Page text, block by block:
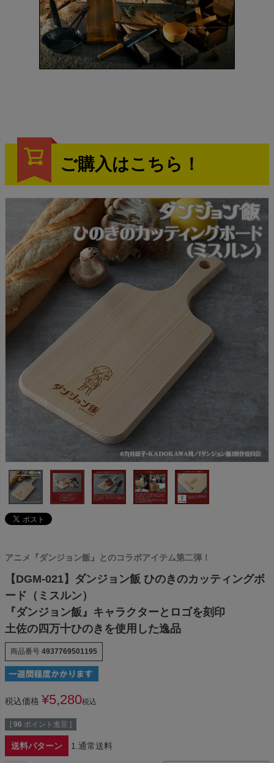
ご購入はこちら！
アニメ『ダンジョン飯』とのコラボアイテム第二弾！
【DGM-021】ダンジョン飯 ひのきのカッティングボ
ード（ミスルン）
『ダンジョン飯』キャラクターとロゴを刻印
土佐の四万十ひのきを使用した逸品
商品番号 4937769501195
税込価格 ¥5,280税込
[ 96 ポイント進呈 ]
送料パターン 1.通常送料